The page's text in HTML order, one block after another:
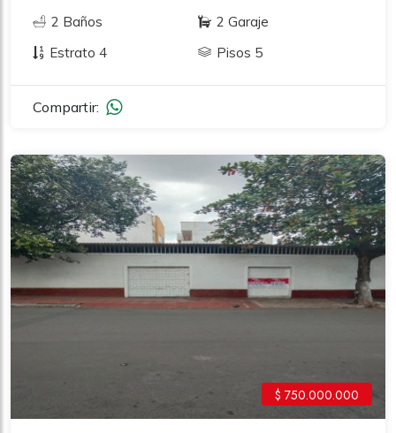
2 Baños
2 Garaje
Estrato 4
Pisos 5
Compartir:
$ 750.000.000